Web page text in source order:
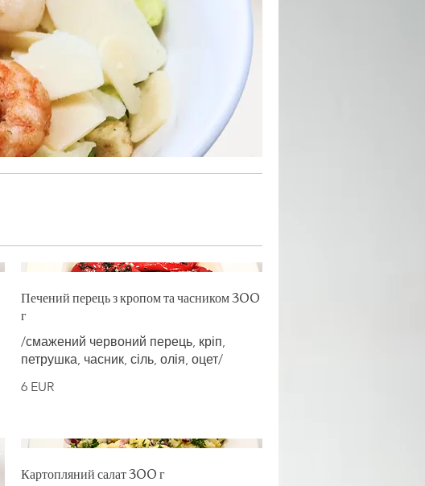
Печений перець з кропом та часником 300
г
/смажений червоний перець, кріп,
петрушка, часник, сіль, олія, оцет/
6 EUR
Картопляний салат 300 г